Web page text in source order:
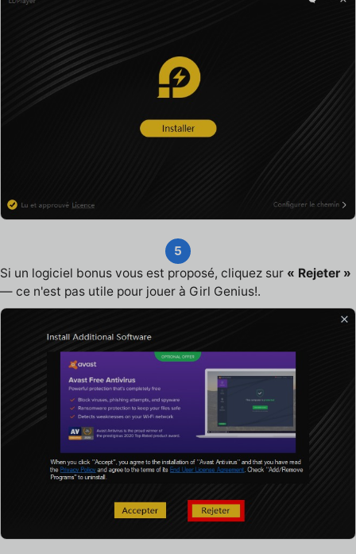
5
Si un logiciel bonus vous est proposé, cliquez sur « Rejeter »
— ce n'est pas utile pour jouer à Girl Genius!.